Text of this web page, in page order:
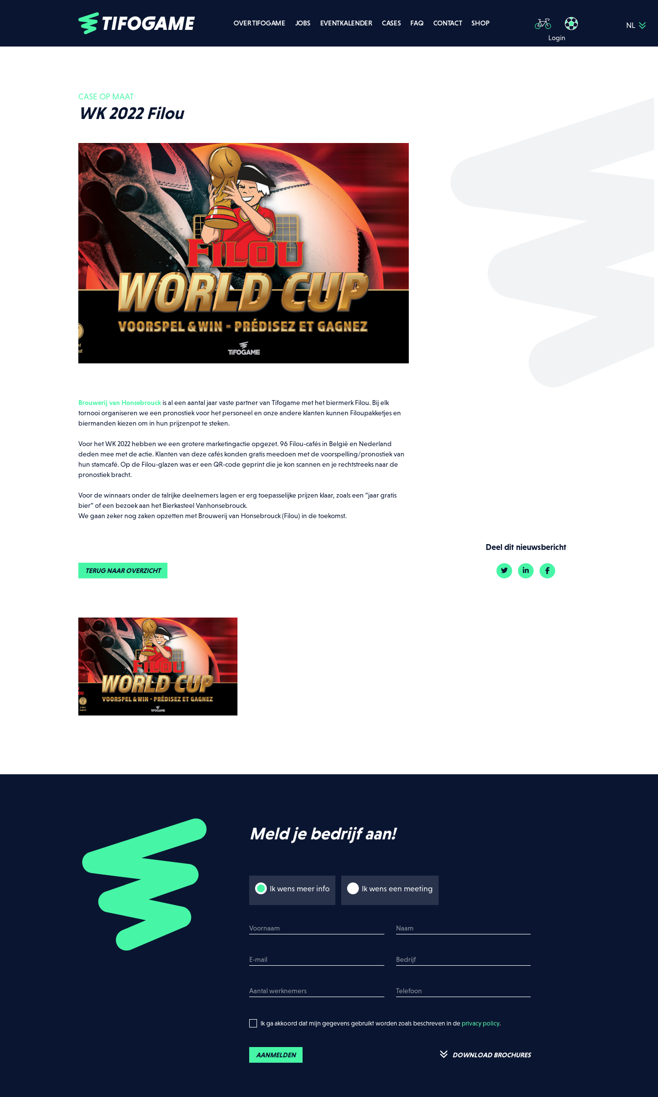
OVER TIFOGAME JOBS EVENTKALENDER CASES FAQ CONTACT
SHOP
Login
NL
EN
CASE OP MAAT
WK 2022 Filou
Brouwerij van Honsebrouckis al een aantal jaar vaste partner van Tifogame met het biermerk Filou. Bij elk
tornooi organiseren we een pronostiek voor het personeel en onze andere klanten kunnen Filoupakketjes en
biermanden kiezen om in hun prijzenpot te steken.
Voor het WK 2022 hebben we een grotere marketingactie opgezet. 96 Filou-cafés in België en Nederland
deden mee met de actie. Klanten van deze cafés konden gratis meedoen met de voorspelling/pronostiek van
hun stamcafé. Op de Filou-glazen was er een QR-code geprint die je kon scannen en je rechtstreeks naar de
pronostiek bracht.
Voor de winnaars onder de talrijke deelnemers lagen er erg toepasselijke prijzen klaar, zoals een “jaar gratis
bier” of een bezoek aan het Bierkasteel Vanhonsebrouck.
We gaan zeker nog zaken opzetten met Brouwerij van Honsebrouck (Filou) in de toekomst.
TERUG NAAR OVERZICHT
Deel dit nieuwsbericht
Meld je bedrijf aan
Ik ga akkoord dat mijn gegevens gebruikt worden zoals beschreven in de
DOWNLOAD BROCHURES
Upcoming events
Alle events Football Cycling
04.04.27 DE RONDE VAN VLAANDEREN
Ik ga akkoord dat mijn gegevens gebruikt worden zoals beschreven in de
DOWNLOAD BIJLAGE
Meld je bedrijf aan!
Ik wens meer info Ik wens een meeting
Ik ga akkoord dat mijn gegevens gebruikt worden zoals beschreven in de privacy policy.
AANMELDEN DOWNLOAD BROCHURES